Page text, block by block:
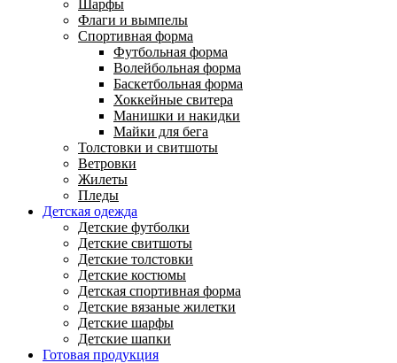
Шарфы
Флаги и вымпелы
Спортивная форма
Футбольная форма
Волейбольная форма
Баскетбольная форма
Хоккейные свитера
Манишки и накидки
Майки для бега
Толстовки и свитшоты
Ветровки
Жилеты
Пледы
Детская одежда
Детские футболки
Детские свитшоты
Детские толстовки
Детские костюмы
Детская спортивная форма
Детские вязаные жилетки
Детские шарфы
Детские шапки
Готовая продукция